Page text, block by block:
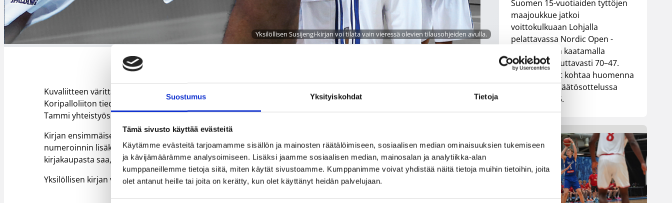
Suostumus Yksityiskohdat Tietoja
Tämä sivusto käyttää evästeitä
Käytämme evästeitä tarjoamamme sisällön ja mainosten räätälöimiseen, sosiaalisen median ominaisuuksien tukemiseen
ja kävijämäärämme analysoimiseen. Lisäksi jaamme sosiaalisen median, mainosalan ja analytiikka-alan
kumppaneillemme tietoja siitä, miten käytät sivustoamme. Kumppanimme voivat yhdistää näitä tietoja muihin tietoihin, joita
olet antanut heille tai joita on kerätty, kun olet käyttänyt heidän palvelujaan.
Yksilöllisen Susijengi-kirjan voi tilata vain vieressä olevien tilausohjeiden avulla.
Kuvaliitteen värittämän Susijengi-kirjan ovat kirjoittaneet palkittu urheilukirjailija Mika Wickström sekä
Koripalloliiton tiedotustehtävissä pitkään toiminut freelance-kirjoittaja Hippo Taatila. Kirjan on kustantanut
Tammi yhteistyössä Suomen Koripalloliiton kanssa.
Kirjan ensimmäiset 5000 kappaletta ovat uniikkeja, yksilöllisesti numeroituja painoksia. Yksilöllisen
numeroinnin lisäksi 1000 kirjaa on varustettu Susijengin nimikirjoituksilla. Näitä yksilöllisiä kirjoja ei
kirjakaupasta saa, vaan ainoastaan sähköpostitilauksella, jonka ohjeet alla.
Yksilöllisen kirjan voi tilata hintaan 29,90 € (+lähetyskulut 3,90€).
Suomen 15-vuotiaiden tyttöjen
maajoukkue jatkoi
voittokulkuaan Lohjalla
pelattavassa Nordic Open -
turnauksessa kaatamalla
Islannin vakuuttavasti 70–47.
Sudenpennut kohtaa huomenna
turnauksen päätösottelussa
Latvian klo 15.